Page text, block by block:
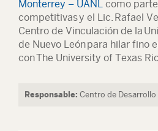
Monterrey – UANL como
competitivas y el Lic. Rafael
Centro de Vinculación de la
de Nuevo León para hilar fino
con The University of Texas
Responsable: Centro de Desarrollo